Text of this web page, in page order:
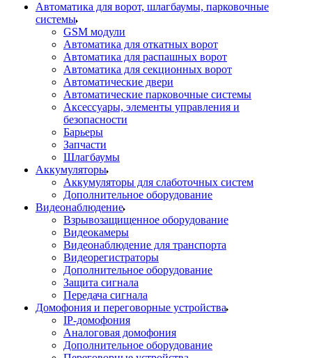
Автоматика для ворот, шлагбаумы, парковочные
системы
GSM модули
Автоматика для откатных ворот
Автоматика для распашных ворот
Автоматика для секционных ворот
Автоматические двери
Автоматические парковочные системы
Аксессуары, элементы управления и
безопасности
Барьеры
Запчасти
Шлагбаумы
Аккумуляторы
Аккумуляторы для слаботочных систем
Дополнительное оборудование
Видеонаблюдение
Взрывозащищенное оборудование
Видеокамеры
Видеонаблюдение для транспорта
Видеорегистраторы
Дополнительное оборудование
Защита сигнала
Передача сигнала
Домофония и переговорные устройства
IP-домофония
Аналоговая домофония
Дополнительное оборудование